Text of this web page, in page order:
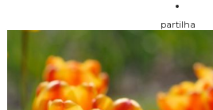
partilha